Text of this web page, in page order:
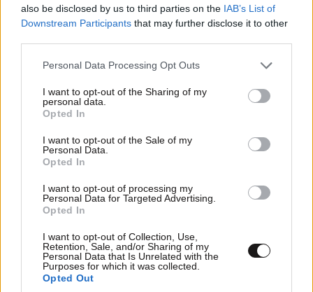
also be disclosed by us to third parties on the IAB’s List of
Downstream Participants that may further disclose it to other
Please note that this website/app uses one or more Google
not limited to your visit or usage behaviour. You may click to
grant or deny consent to Google and its third-party tags to
use your data for below specified purposes in below Google
consent section.
Personal Data Processing Opt Outs
I want to opt-out of the Sharing of my
personal data.
Opted In
I want to opt-out of the Sale of my
Personal Data.
Opted In
I want to opt-out of processing my
Personal Data for Targeted Advertising.
Opted In
I want to opt-out of Collection, Use,
Retention, Sale, and/or Sharing of my
Personal Data that Is Unrelated with the
Purposes for which it was collected.
Opted Out